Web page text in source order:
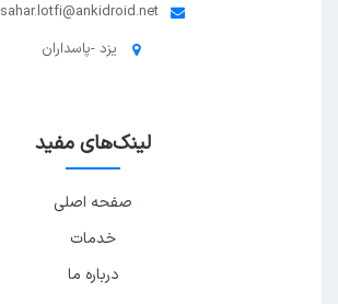
sahar.lotfi@ankidroid.net
یزد -پاسداران
لینک‌های مفید
صفحه اصلی
خدمات
درباره ما